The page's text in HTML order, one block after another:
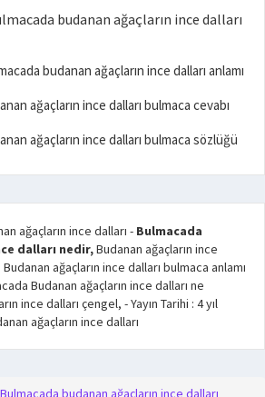
budanan ağaçların ince dalları
budanan ağaçların ince dalları anlamı
ağaçların ince dalları bulmaca cevabı
ağaçların ince dalları bulmaca sözlüğü
ağaçların ince dalları - Bulmacada
dalları nedir,Budanan ağaçların ince
ağaçların ince dalları bulmaca anlamı
Budanan ağaçların ince dalları ne
ince dalları çengel, - Yayın Tarihi : 4 yıl
ağaçların ince dalları
Bulmacada budanan ağaçların ince dalları